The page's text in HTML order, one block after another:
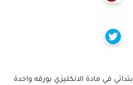
في مادة الانكليزي بورقه واحدة